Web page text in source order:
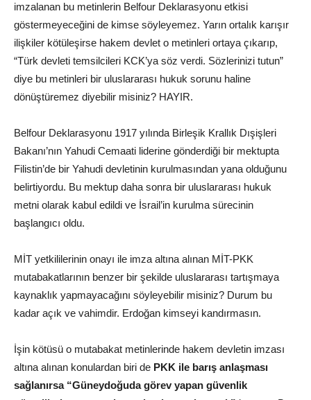
imzalanan bu metinlerin Belfour Deklarasyonu etkisi
göstermeyeceğini de kimse söyleyemez. Yarın ortalık karışır
ilişkiler kötüleşirse hakem devlet o metinleri ortaya çıkarıp,
“Türk devleti temsilcileri KCK’ya söz verdi. Sözlerinizi tutun”
diye bu metinleri bir uluslararası hukuk sorunu haline
dönüştüremez diyebilir misiniz? HAYIR.
Belfour Deklarasyonu 1917 yılında Birleşik Krallık Dışişleri
Bakanı’nın Yahudi Cemaati liderine gönderdiği bir mektupta
Filistin’de bir Yahudi devletinin kurulmasından yana olduğunu
belirtiyordu. Bu mektup daha sonra bir uluslararası hukuk
metni olarak kabul edildi ve İsrail’in kurulma sürecinin
başlangıcı oldu.
MİT yetkililerinin onayı ile imza altına alınan MİT-PKK
mutabakatlarının benzer bir şekilde uluslararası tartışmaya
kaynaklık yapmayacağını söyleyebilir misiniz? Durum bu
kadar açık ve vahimdir. Erdoğan kimseyi kandırmasın.
İşin kötüsü o mutabakat metinlerinde hakem devletin imzası
altına alınan konulardan biri de PKK ile barış anlaşması
sağlanırsa “Güneydoğuda görev yapan güvenlik